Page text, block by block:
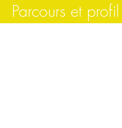
Parcours et profil